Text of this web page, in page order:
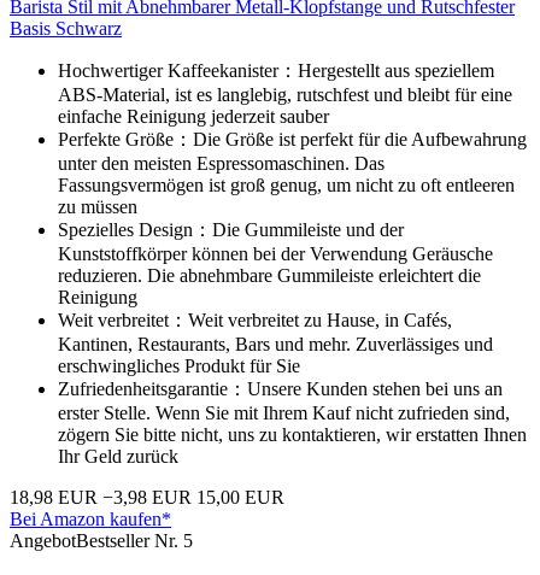
Barista Stil mit Abnehmbarer Metall-Klopfstange und Rutschfester
Basis Schwarz
Hochwertiger Kaffeekanister：Hergestellt aus speziellem
ABS-Material, ist es langlebig, rutschfest und bleibt für eine
einfache Reinigung jederzeit sauber
Perfekte Größe：Die Größe ist perfekt für die Aufbewahrung
unter den meisten Espressomaschinen. Das
Fassungsvermögen ist groß genug, um nicht zu oft entleeren
zu müssen
Spezielles Design：Die Gummileiste und der
Kunststoffkörper können bei der Verwendung Geräusche
reduzieren. Die abnehmbare Gummileiste erleichtert die
Reinigung
Weit verbreitet：Weit verbreitet zu Hause, in Cafés,
Kantinen, Restaurants, Bars und mehr. Zuverlässiges und
erschwingliches Produkt für Sie
Zufriedenheitsgarantie：Unsere Kunden stehen bei uns an
erster Stelle. Wenn Sie mit Ihrem Kauf nicht zufrieden sind,
zögern Sie bitte nicht, uns zu kontaktieren, wir erstatten Ihnen
Ihr Geld zurück
18,98 EUR −3,98 EUR 15,00 EUR
Bei Amazon kaufen*
AngebotBestseller Nr. 5